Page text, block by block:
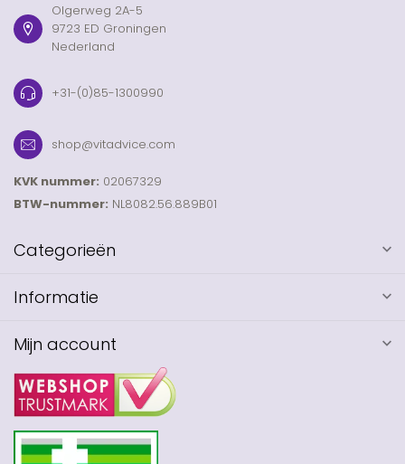
Olgerweg 2A-5
9723 ED Groningen
Nederland
+31-(0)85-1300990
shop@vitadvice.com
KVK nummer: 02067329
BTW-nummer: NL8082.56.889B01
Categorieën
Informatie
Mijn account